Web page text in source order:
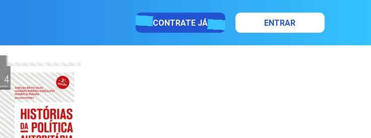
CONTRATE JÁ ENTRAR